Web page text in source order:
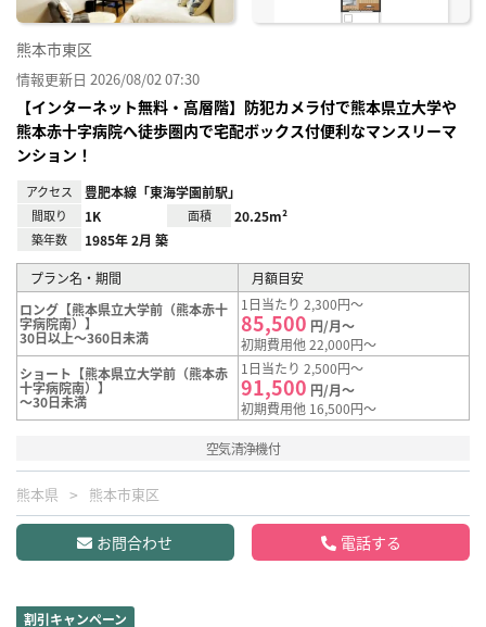
熊本市東区
情報更新日 2026/08/02 07:30
【インターネット無料・高層階】防犯カメラ付で熊本県立大学や
熊本赤十字病院へ徒歩圏内で宅配ボックス付便利なマンスリーマ
ンション！
アクセス 豊肥本線「東海学園前駅」
間取り 1K 面積 20.25m²
築年数 1985年 2月 築
プラン名・期間
月額目安
ロング【熊本県立大学前（熊本赤十
字病院南）】
30日以上～360日未満
1日当たり 2,300円～
85,500 円/月～
初期費用他 22,000円～
ショート【熊本県立大学前（熊本赤
十字病院南）】
～30日未満
1日当たり 2,500円～
91,500 円/月～
初期費用他 16,500円～
空気清浄機付
熊本県 熊本市東区
お問合わせ 電話する
割引キャンペーン